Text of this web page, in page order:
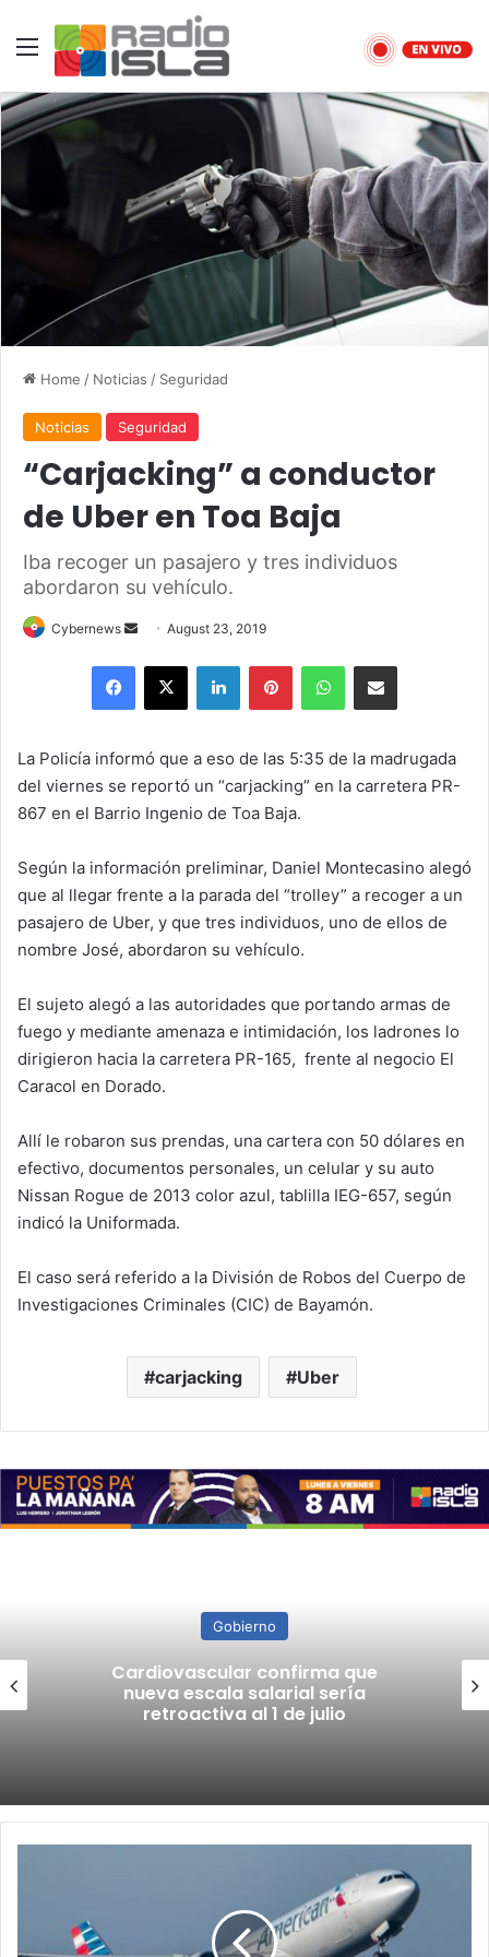
Menu
Home / Noticias / Seguridad
Noticias Seguridad
“Carjacking” a conductor
de Uber en Toa Baja
Iba recoger un pasajero y tres individuos
abordaron su vehículo.
Cybernews
Send
email
August 23, 2019
Facebook
X LinkedInPinterestWhatsAppShare via Email
La Policía informó que a eso de las 5:35 de la madrugada
del viernes se reportó un “carjacking” en la carretera PR-
867 en el Barrio Ingenio de Toa Baja.
Según la información preliminar, Daniel Montecasino alegó
que al llegar frente a la parada del “trolley” a recoger a un
pasajero de Uber, y que tres individuos, uno de ellos de
nombre José, abordaron su vehículo.
El sujeto alegó a las autoridades que portando armas de
fuego y mediante amenaza e intimidación, los ladrones lo
dirigieron hacia la carretera PR-165, frente al negocio El
Caracol en Dorado.
Allí le robaron sus prendas, una cartera con 50 dólares en
efectivo, documentos personales, un celular y su auto
Nissan Rogue de 2013 color azul, tablilla IEG-657, según
indicó la Uniformada.
El caso será referido a la División de Robos del Cuerpo de
Investigaciones Criminales (CIC) de Bayamón.
carjacking Uber
Gobierno
Cardiovascular confirma que
nueva escala salarial sería
retroactiva al 1 de julio
American